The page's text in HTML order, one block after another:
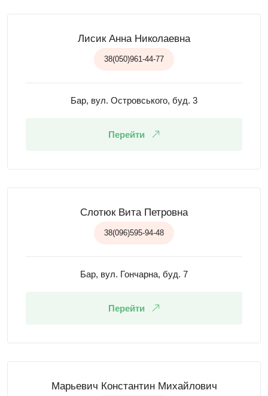
Лисик Анна Николаевна
38(050)961-44-77
Бар, вул. Островського, буд. 3
Перейти
Слотюк Вита Петровна
38(096)595-94-48
Бар, вул. Гончарна, буд. 7
Перейти
Марьевич Константин Михайлович